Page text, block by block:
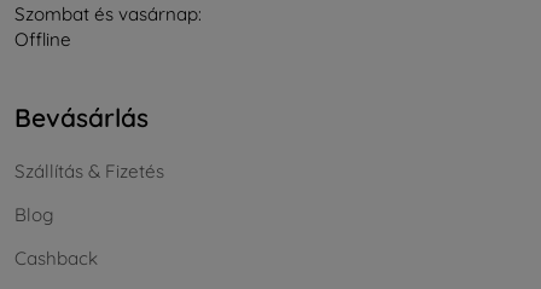
Szombat és vasárnap:
Offline
Bevásárlás
Szállítás & Fizetés
Blog
Cashback